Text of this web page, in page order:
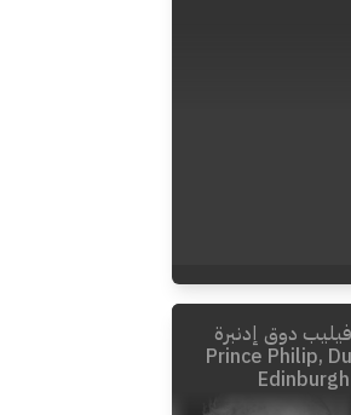
فيليب دوق إدنبرة
Prince Philip,
Edinburgh